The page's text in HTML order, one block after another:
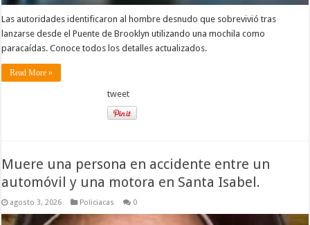
Las autoridades identificaron al hombre desnudo que sobrevivió tras
lanzarse desde el Puente de Brooklyn utilizando una mochila como
paracaídas. Conoce todos los detalles actualizados.
Read More »
tweet
Muere una persona en accidente entre un
automóvil y una motora en Santa Isabel.
agosto 3, 2026 Policiacas 0